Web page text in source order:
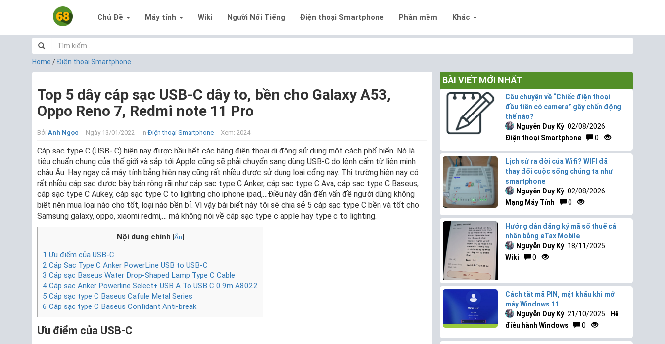
Chủ Đề Máy tính Wiki Người Nổi Tiếng Điện thoại Smartphone Phần mềm Khác
Home / Điện thoại Smartphone
Top 5 dây cáp sạc USB-C dây to, bền cho Galaxy A53,
Oppo Reno 7, Redmi note 11 Pro
Bởi Anh Ngọc Ngày 13/01/2022 InĐiện thoại Smartphone Xem: 2024
Cáp sạc type C (USB- C) hiện nay được hầu hết các hãng điện thoại di động sử dụng một cách phổ biến. Nó là
tiêu chuẩn chung của thế giới và sắp tới Apple cũng sẽ phải chuyển sang dùng USB-C do lệnh cấm từ liên minh
châu Âu. Hay ngay cả máy tính bảng hiện nay cũng rất nhiều được sử dụng loại cổng này. Thị trường hiện nay có
rất nhiều cáp sạc được bày bán rộng rãi như cáp sạc type C Anker, cáp sạc type C Ava, cáp sạc type C Baseus,
cáp sạc type C Aukey, cáp sạc type C to lighting cho iphone ipad,…Điều này dẫn đến vấn đề người dùng không
biết nên mua loại nào cho tốt, loại nào bền bỉ. Vì vậy bài biết này tôi sẽ chia sẻ 5 cáp sạc type C bền và tốt cho
Samsung galaxy, oppo, xiaomi redmi,… mà không nói về cáp sạc type c apple hay type c to lighting.
Nội dung chính [Ẩn]
1 Ưu điểm của USB-C
2 Cáp Sạc Type C Anker PowerLine USB to USB-C
3 Cáp sạc Baseus Water Drop-Shaped Lamp Type C Cable
4 Cáp sạc Anker Powerline Select+ USB A To USB C 0.9m A8022
5 Cáp sạc type C Baseus Cafule Metal Series
6 Cáp sạc type C Baseus Confidant Anti-break
Ưu điểm của USB-C
BÀI VIẾT MỚI NHẤT
Câu chuyện về “Chiếc điện thoại
đầu tiên có camera” gây chấn động
thế nào?
Nguyễn Duy Kỳ 02/08/2026
Điện thoại Smartphone
0
Lịch sử ra đời của Wifi? WIFI đã
thay đổi cuộc sống chúng ta như
smartphone
Nguyễn Duy Kỳ 02/08/2026
Mạng Máy Tính
0
Hướng dẫn đăng ký mã số thuế cá
nhân bằng eTax Mobile
Nguyễn Duy Kỳ 18/11/2025
Wiki
0
Cách tắt mã PIN, mật khẩu khi mở
máy Windows 11
Nguyễn Duy Kỳ 21/10/2025
Hệ
điều hành Windows
0